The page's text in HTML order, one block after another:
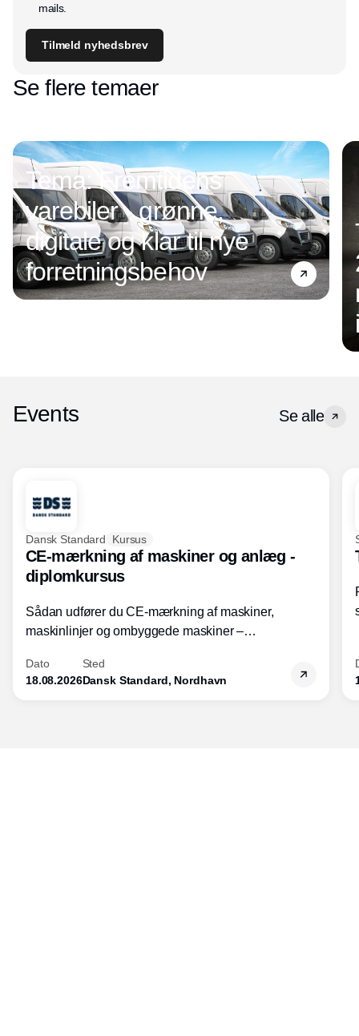
mails.
Tilmeld nyhedsbrev
Se flere temaer
Tema: Fremtidens
varebiler - grønne,
digitale og klar til nye
forretningsbehov
Events Se alle
Dansk Standard Kursus
CE-mærkning af maskiner og anlæg -
diplomkursus
Sådan udfører du CE-mærkning af maskiner,
maskinlinjer og ombyggede maskiner –
Dato
18.08.2026
Sted
Dansk Standard, Nordhavn